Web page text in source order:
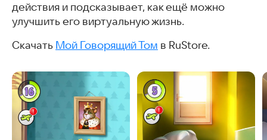
действия и подсказывает, как ещё можно
улучшить его виртуальную жизнь.
Скачать Мой Говорящий Том в RuStore.